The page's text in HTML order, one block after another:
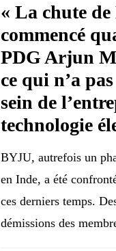
« La chute
commencé
PDG Arjun
ce qui n’a
sein de
technologie
BYJU, autrefois un
en Inde, a été
ces derniers temps.
démissions des